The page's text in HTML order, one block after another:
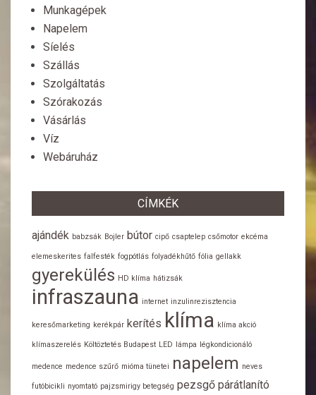
Munkagépek
Napelem
Síelés
Szállás
Szolgáltatás
Szórakozás
Vásárlás
Víz
Webáruház
CÍMKÉK
ajándék babzsák Bojler bútor cipő csaptelep csőmotor ekcéma
elemeskerites falfesték fogpótlás folyadékhűtő fólia gellakk
gyerekülés HD klíma hátizsák
infraszauna internet inzulinrezisztencia
keresőmarketing kerékpár kerítés klíma klíma akció
klímaszerelés Költöztetés Budapest LED lámpa légkondicionáló
medence medence szűrő mióma tünetei napelem neves
futóbicikli nyomtató pajzsmirigy betegség pezsgő párátlanító